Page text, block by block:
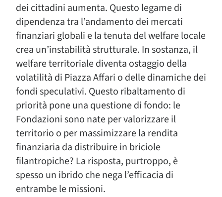
dei cittadini aumenta. Questo legame di
dipendenza tra l’andamento dei mercati
finanziari globali e la tenuta del welfare locale
crea un’instabilità strutturale. In sostanza, il
welfare territoriale diventa ostaggio della
volatilità di Piazza Affari o delle dinamiche dei
fondi speculativi. Questo ribaltamento di
priorità pone una questione di fondo: le
Fondazioni sono nate per valorizzare il
territorio o per massimizzare la rendita
finanziaria da distribuire in briciole
filantropiche? La risposta, purtroppo, è
spesso un ibrido che nega l’efficacia di
entrambe le missioni.